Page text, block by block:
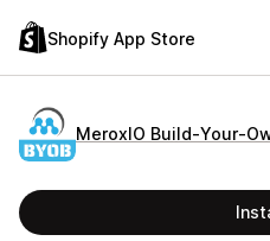
Shopify App Store
MeroxIO